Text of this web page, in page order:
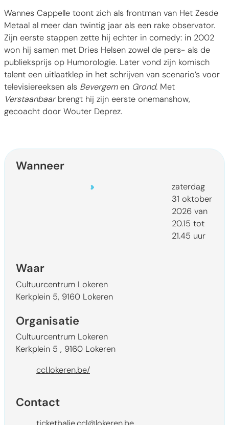
Wannes Cappelle toont zich als frontman van Het Zesde
Metaal al meer dan twintig jaar als een rake observator.
Zijn eerste stappen zette hij echter in comedy: in 2002
won hij samen met Dries Helsen zowel de pers- als de
publieksprijs op Humorologie. Later vond zijn komisch
talent een uitlaatklep in het schrijven van scenario’s voor
televisiereeksen als Bevergemen Grond. Met
Verstaanbaarbrengt hij zijn eerste onemanshow,
gecoacht door Wouter Deprez.
Wanneer
zaterdag
31 oktober
2026 van
20.15 tot
21.45 uur
Waar
Cultuurcentrum Lokeren
Kerkplein 5, 9160 Lokeren
Organisatie
Cultuurcentrum Lokeren
Kerkplein 5 , 9160 Lokeren
Websiteccl.lokeren.be/
Contact
E-mail